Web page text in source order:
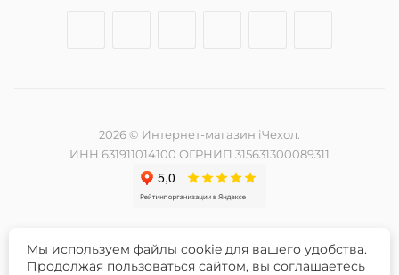
2026 © Интернет-магазин iЧехол.
ИНН 631911014100 ОГРНИП 315631300089311
Разработка и продвижение сайта -
Мы используем файлы cookie для вашего удобства.
Продолжая пользоваться сайтом, вы соглашаетесь